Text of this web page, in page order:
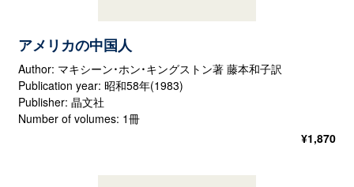
アメリカの中国人
Author: マキシーン・ホン・キングストン著 藤本和子訳
Publication year: 昭和58年(1983)
Publisher: 晶文社
Number of volumes: 1冊
¥1,870